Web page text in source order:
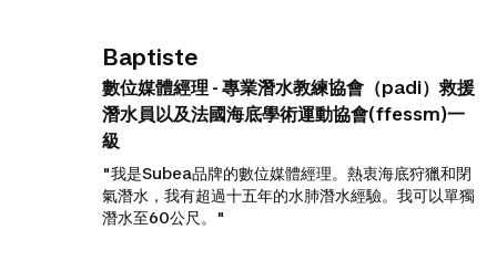
Baptiste
數位媒體經理 - 專業潛水教練協會（padi）救援
潛水員以及法國海底學術運動協會(ffessm)一
級
"我是Subea品牌的數位媒體經理。熱衷海底狩獵和閉
氣潛水，我有超過十五年的水肺潛水經驗。我可以單獨
潛水至60公尺。"